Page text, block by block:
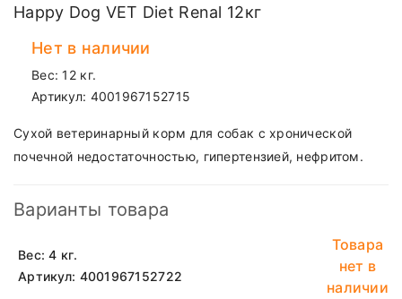
Happy Dog VET Diet Renal 12кг
Нет в наличии
Вес: 12 кг.
Артикул: 4001967152715
Сухой ветеринарный корм для собак с хронической
почечной недостаточностью, гипертензией, нефритом.
Варианты товара
Вес: 4 кг.
Артикул: 4001967152722
Товара
нет в
наличии